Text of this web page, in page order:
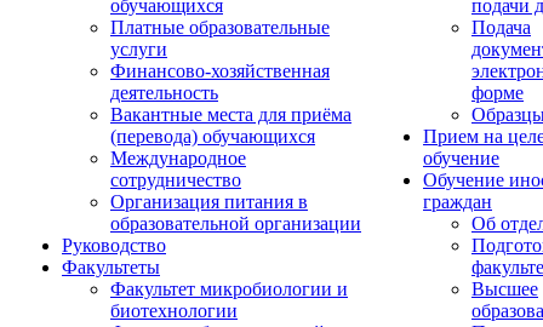
обучающихся
Платные образовательные
услуги
Финансово-хозяйственная
деятельность
Вакантные места для приёма
(перевода) обучающихся
Международное
сотрудничество
Организация питания в
образовательной организации
Руководство
Факультеты
Факультет микробиологии и
биотехнологии
подачи
Подача
форме
Прием на
обучение
Обучение
граждан
Об
Высшее